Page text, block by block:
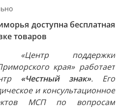
доступна бесплатная
товаров
поддержки
края» работает
«Честный знак». Его
и консультационное
МСП по вопросам